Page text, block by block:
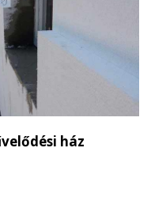
ház